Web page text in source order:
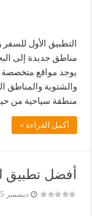
التطبيق الأول
مناطق جديدة إلى
يوجد مواقع متخصصة
والشتوية والمناطق
منطقة سياحية من
أكمل القراءة »
أفضل تطبيق
ديسمبر 25, 2021